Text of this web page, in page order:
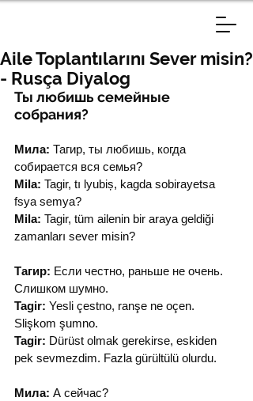
Aile Toplantılarını Sever misin?
- Rusça Diyalog
Ты любишь семейные
собрания?
Мила: Тагир, ты любишь, когда
собирается вся семья?
Mila: Tagir, tı lyubiș, kagda sobirayetsa
fsya semya?
Mila: Tagir, tüm ailenin bir araya geldiği
zamanları sever misin?
Тагир: Если честно, раньше не очень.
Слишком шумно.
Tagir: Yesli çestno, ranşe ne oçen.
Slişkom şumno.
Tagir: Dürüst olmak gerekirse, eskiden
pek sevmezdim. Fazla gürültülü olurdu.
Мила: А сейчас?